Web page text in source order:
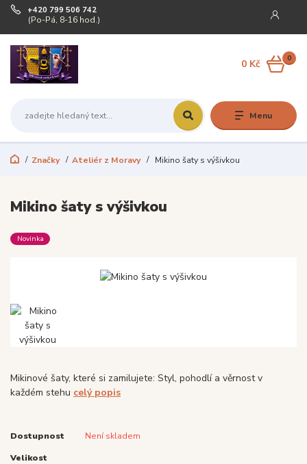
Menu
+420 799 506 742
(Po-Pá, 8-16 hod.)
0
0 Kč
Značky Ateliér z Moravy Mikino šaty s výšivkou
Mikino šaty s výšivkou
Novinka
Mikinové šaty, které si zamilujete: Styl, pohodlí a věrnost v
každém stehu celý popis
Dostupnost Není skladem
Velikost